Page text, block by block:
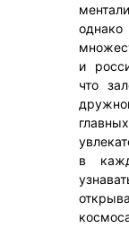
однако
и
что
в